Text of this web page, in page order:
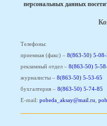
персональных данных
Телефоны:
приемная (факс) – 8(863-50) 5-08-
рекламный отдел – 8(863-50) 5-
журналисты – 8(863-50) 5-53-65
бухгалтерия – 8(863-50) 5-74-85
E-mail: pobeda_aksay@mail.ru